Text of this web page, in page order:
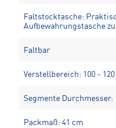
Faltstocktasche:
Aufbewahrungstasche
Faltbar
Verstellbereich: 100 -
Segmente Durchmesser:
Packmaß: 41 cm